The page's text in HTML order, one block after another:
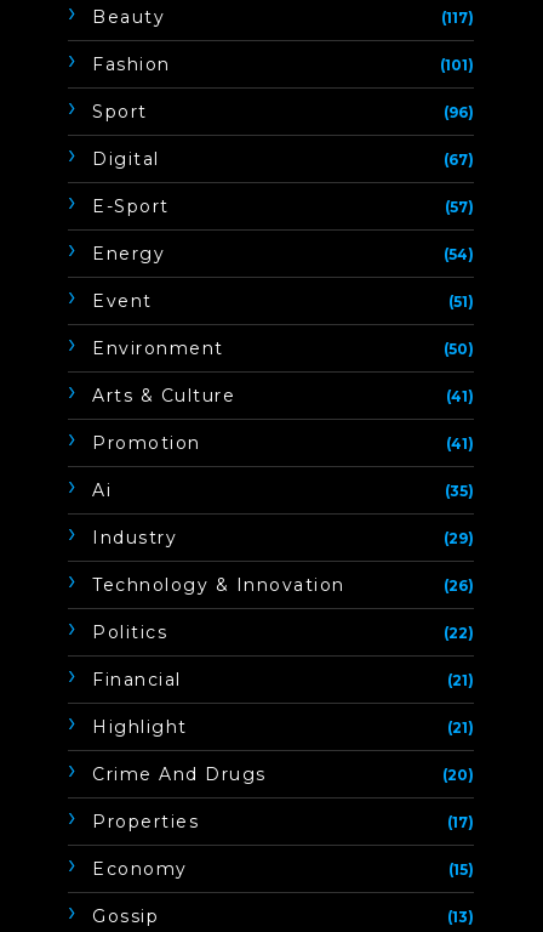
Beauty (117)
Fashion (101)
Sport (96)
Digital (67)
E-Sport (57)
Energy (54)
Event (51)
Environment (50)
Arts & Culture (41)
Promotion (41)
Ai (35)
Industry (29)
Technology & Innovation (26)
Politics (22)
Financial (21)
Highlight (21)
Crime And Drugs (20)
Properties (17)
Economy (15)
Gossip (13)